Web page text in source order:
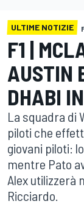
ULTIME NOTIZIE
F1 |
AUSTIN
DHABI
La squadra di
piloti che
giovani piloti:
mentre Pato
Alex utilizzerà
Ricciardo.